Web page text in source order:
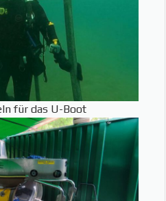
für das U-Boot